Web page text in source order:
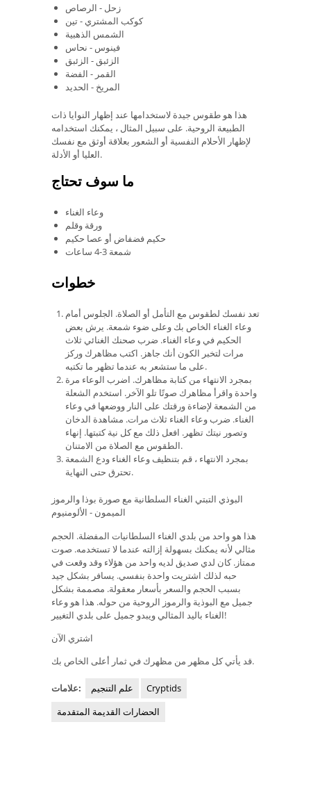
زحل - الرصاص
كوكب المشتري - تين
الشمس الذهبية
فينوس - نحاس
الزئبق - الزئبق
القمر - الفضة
المريخ - الحديد
هذا هو طقوس جيدة لاستخدامها عند إظهار النوايا ذات
الطبيعة الروحية. على سبيل المثال ، يمكنك استخدامه
لإظهار الأحلام النفسية أو الشعور بعلاقة أوثق مع نفسك
العليا أو الأدلة.
ما سوف تحتاج
وعاء الغناء
ورقة وقلم
حكيم فضفاض أو عصا حكيم
شمعة 3-4 ساعات
خطوات
تعد نفسك لطقوس مع التأمل أو الصلاة. الجلوس أمام
وعاء الغناء الخاص بك وعلى ضوء شمعة. يرش بعض
الحكيم في وعاء الغناء. ضرب صحنك الغنائي ثلاث
مرات لتخبر الكون أنك جاهز. اكتب مظاهرك وركز
على ما ستشعر به عندما تظهر ما تكتبه.
بمجرد الانتهاء من كتابة مظاهرك. اضرب الوعاء مرة
واحدة واقرأ مظاهرك صوتًا تلو الآخر. استخدم الشعلة
من الشمعة لإضاءة ورقتك على النار ووضعها في وعاء
الغناء. ضرب وعاء الغناء ثلاث مرات. مشاهدة الدخان
وتصور نيتك تظهر. افعل ذلك مع كل نية كتبتها. إنهاء
الطقوس مع الصلاة من الامتنان.
بمجرد الانتهاء ، قم بتنظيف وعاء الغناء ودع الشمعة
تحترق حتى النهاية.
البوذي التبتي الغناء السلطانية مع صورة بوذا والرموز
الميمون - الألومنيوم
هذا هو واحد من بلدي الغناء السلطانيات المفضلة. الحجم
مثالي لأنه يمكنك بسهولة إزالته عندما لا تستخدمه. صوت
ممتاز. كان لدي صديق لديه واحد من هؤلاء وقد وقعت في
حبه لذلك اشتريت واحدة بنفسي. يسافر بشكل جيد
بسبب الحجم والسعر بأسعار معقولة. مصممة بشكل
جميل مع البوذية والرموز الروحية من حوله. هذا هو وعاء
الغناء باليد المثالي ويبدو جميل على بلدي التغيير!
اشتري الآن
قد يأتي كل مظهر من مظهرك في ثمار أعلى الخاص بك.
علامات: علم التنجيم
Cryptids
الحضارات القديمة المتقدمة